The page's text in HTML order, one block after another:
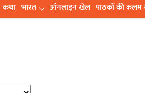
कथा भारत ऑनलाइन खेल पाठकों की कलम